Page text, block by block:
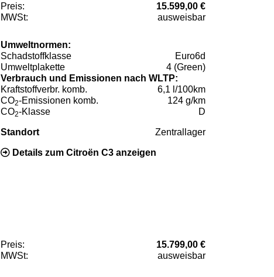
Preis:
15.599,00 €
MWSt:
ausweisbar
Umweltnormen:
Schadstoffklasse
Euro6d
Umweltplakette
4 (Green)
Verbrauch und Emissionen nach WLTP:
Kraftstoffverbr. komb.
6,1 l/100km
CO2-Emissionen komb.
124 g/km
CO2-Klasse D
Standort Zentrallager
Details zum Citroën C3 anzeigen
Preis:
15.799,00 €
MWSt:
ausweisbar